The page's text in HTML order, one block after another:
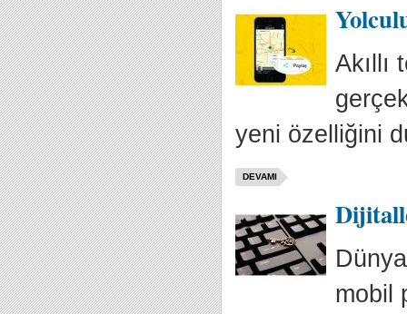
Akıllı
yeni özelliğini
DEVAMI
mobil